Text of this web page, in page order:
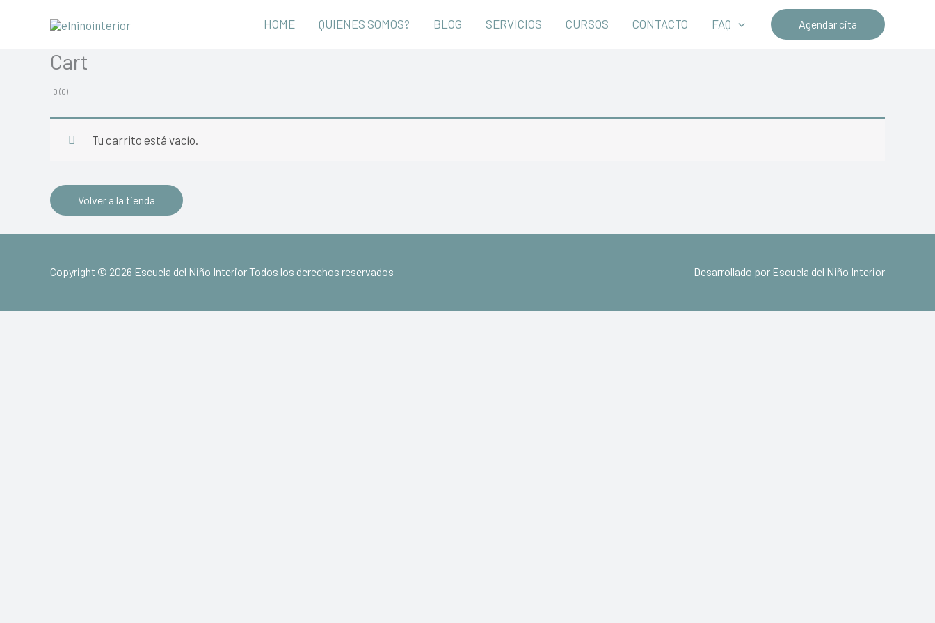
HOME QUIENES SOMOS? BLOG SERVICIOS CURSOS CONTACTO FAQ Agendar cita
Cart
0 (0)
Tu carrito está vacío.
Volver a la tienda
Copyright © 2026 Escuela del Niño Interior Todos los derechos reservados Desarrollado por Escuela del Niño Interior